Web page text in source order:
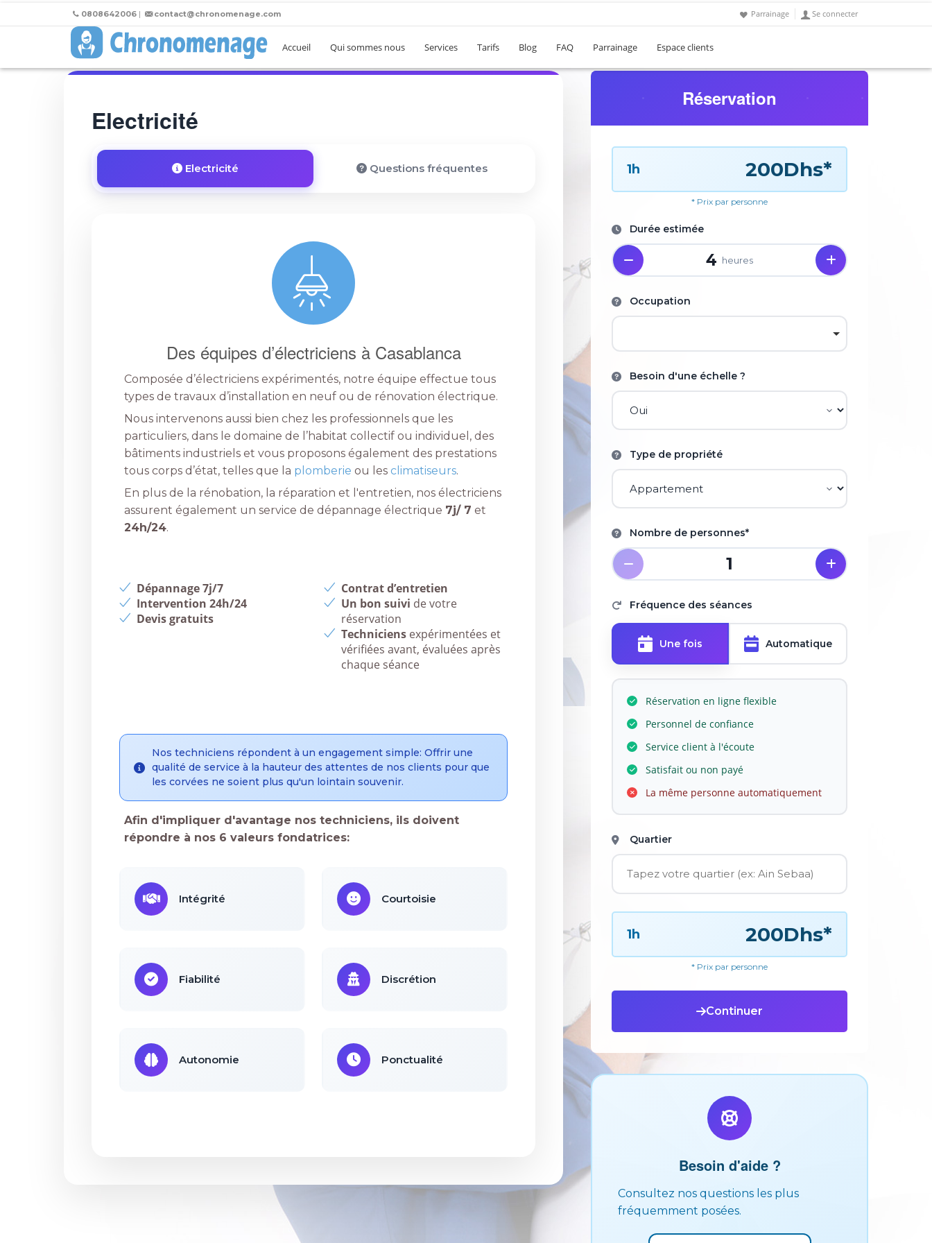
0808642006 | contact@chronomenage.com Parrainage Se connecter
Accueil Qui sommes nous Services Tarifs Blog FAQ Parrainage Espace clients
Electricité
Electricité Questions fréquentes
Des équipes d’électriciens à Casablanca
Composée d’électriciens expérimentés, notre équipe effectue tous
types de travaux d’installation en neuf ou de rénovation électrique.
Nous intervenons aussi bien chez les professionnels que les
particuliers, dans le domaine de l’habitat collectif ou individuel, des
bâtiments industriels et vous proposons également des prestations
tous corps d’état, telles que la plomberie ou les climatiseurs.
En plus de la rénobation, la réparation et l'entretien, nos électriciens
assurent également un service de dépannage électrique 7j/ 7 et
24h/24.
Dépannage 7j/7
Intervention 24h/24
Devis gratuits
Contrat d’entretien
Un bon suivi de votre
réservation
Techniciens expérimentées et
vérifiées avant, évaluées après
chaque séance
Nos techniciens répondent à un engagement simple: Offrir une
qualité de service à la hauteur des attentes de nos clients pour que
les corvées ne soient plus qu'un lointain souvenir.
Afin d'impliquer d'avantage nos techniciens, ils doivent
répondre à nos 6 valeurs fondatrices:
Intégrité Courtoisie
Fiabilité Discrétion
Autonomie Ponctualité
Réservation
1h 200Dhs*
* Prix par personne
Durée estimée
4 heures
Occupation
Besoin d'une échelle ?
Type de propriété
Nombre de personnes*
1
Fréquence des séances
Une fois Automatique
Réservation en ligne flexible
Personnel de confiance
Service client à l'écoute
Satisfait ou non payé
La même personne automatiquement
Quartier
1h 200Dhs*
* Prix par personne
Continuer
Besoin d'aide ?
Consultez nos questions les plus
fréquemment posées.